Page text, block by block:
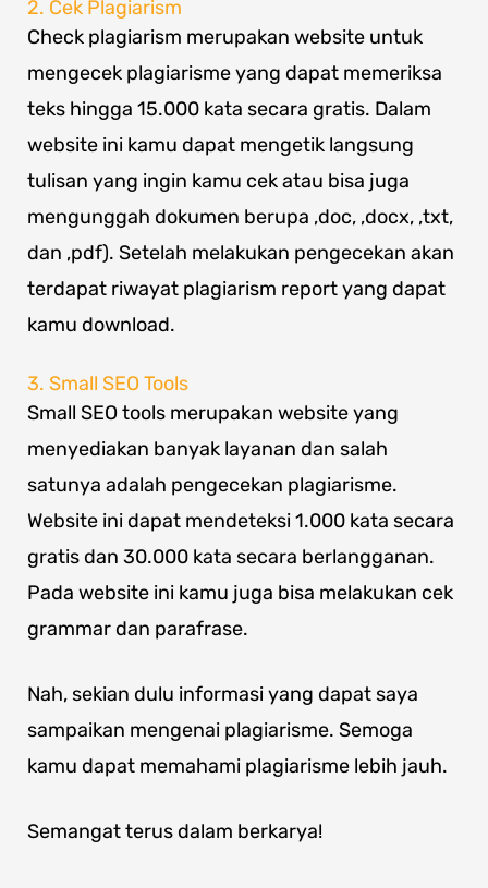
2. Cek Plagiarism
Check plagiarism merupakan website untuk
mengecek plagiarisme yang dapat memeriksa
teks hingga 15.000 kata secara gratis. Dalam
website ini kamu dapat mengetik langsung
tulisan yang ingin kamu cek atau bisa juga
mengunggah dokumen berupa ,doc, ,docx, ,txt,
dan ,pdf). Setelah melakukan pengecekan akan
terdapat riwayat plagiarism report yang dapat
kamu download.
3. Small SEO Tools
Small SEO tools merupakan website yang
menyediakan banyak layanan dan salah
satunya adalah pengecekan plagiarisme.
Website ini dapat mendeteksi 1.000 kata secara
gratis dan 30.000 kata secara berlangganan.
Pada website ini kamu juga bisa melakukan cek
grammar dan parafrase.
Nah, sekian dulu informasi yang dapat saya
sampaikan mengenai plagiarisme. Semoga
kamu dapat memahami plagiarisme lebih jauh.
Semangat terus dalam berkarya!